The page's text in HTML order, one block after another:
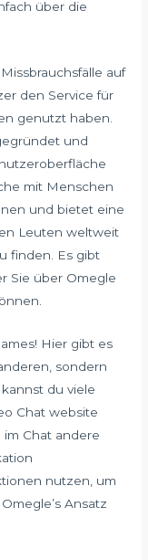
über die
auf
den Service für
genutzt haben.
und
mit Menschen
und bietet eine
Leuten weltweit
finden. Es gibt
Sie über Omegle
Hier gibt es
sondern
du viele
Chat website
Chat andere
nutzen, um
Ansatz